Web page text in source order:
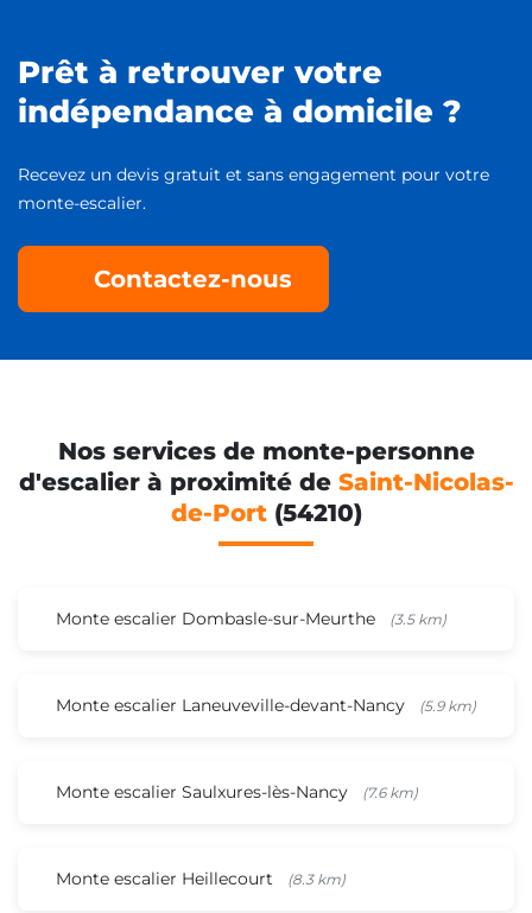
Prêt à retrouver votre
indépendance à domicile ?
Recevez un devis gratuit et sans engagement pour votre
monte-escalier.
Contactez-nous
Nos services de monte-personne
d'escalier à proximité de Saint-Nicolas-
de-Port(54210)
Monte escalier Dombasle-sur-Meurthe (3.5 km)
Monte escalier Laneuveville-devant-Nancy (5.9 km)
Monte escalier Saulxures-lès-Nancy (7.6 km)
Monte escalier Heillecourt (8.3 km)